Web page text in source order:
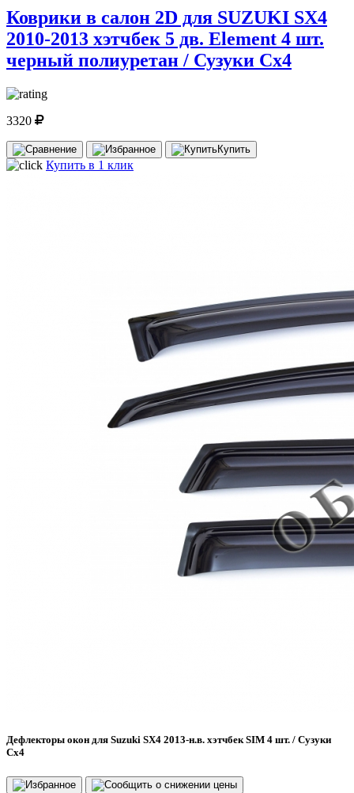
Коврики в салон 2D для SUZUKI SX4
2010-2013 хэтчбек 5 дв. Element 4 шт.
черный полиуретан / Сузуки Сх4
3320
Купить
Купить в 1 клик
Дефлекторы окон для Suzuki SX4 2013-н.в. хэтчбек SIM 4 шт. / Сузуки
Сх4